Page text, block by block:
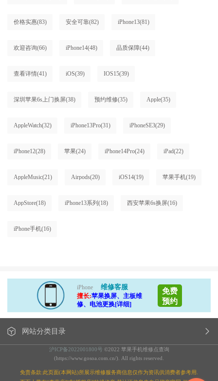
价格实惠(83) 安全可靠(82) iPhone13(81)
欢迎咨询(66) iPhone14(48) 品质保障(44)
查看详情(41) iOS(39) IOS15(39)
深圳苹果6s上门换屏(38) 预约维修(35) Apple(35)
AppleWatch(32) iPhone13Pro(31) iPhoneSE3(29)
iPhone12(28) 苹果(24) iPhone14Pro(24) iPad(22)
AppleMusic(21) Airpods(20) iOS14(19) 苹果手机(19)
AppStore(18) iPhone13系列 (18) 西安苹果6s换屏(16)
iPhone手机(16)
iPhone
维修客服
擅长:苹果换屏、主板维
修、电池更换[详细]
免费
预约
网站分类目录
沪ICP备2022001800号 ©2022 苹果手机维修点查询
(https://www.gosoa.com.cn/). All rights reserved.
免责条款:此页面(本网站)所展示维修服务商信息仅作为资讯供消费者参考用.